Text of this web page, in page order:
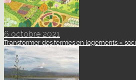
6 octobre 2021
Transformer des fermes en logements «